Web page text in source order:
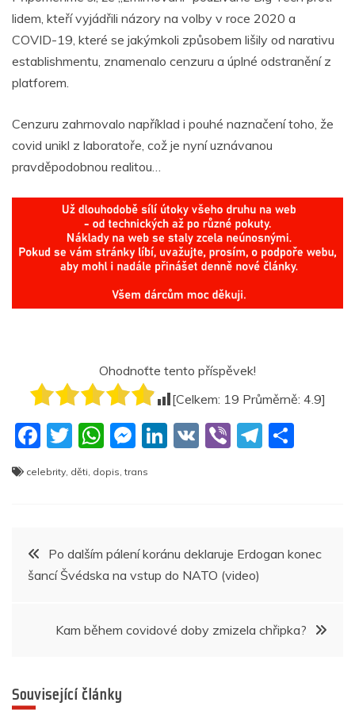
lidem, kteří vyjádřili názory na volby v roce 2020 a
COVID-19, které se jakýmkoli způsobem lišily od narativu
establishmentu, znamenalo cenzuru a úplné odstranění z
platforem.
Cenzuru zahrnovalo například i pouhé naznačení toho, že
covid unikl z laboratoře, což je nyní uznávanou
pravděpodobnou realitou…
Ohodnoťte tento příspěvek!
[Celkem: 19 Průměrně: 4.9]
F
a
c
o
o
T
w
itt
W
h
at
p
p
M
ss
g
er
Li
n
V
Vi T
m
celebrity děti dopis ,trans
Navigace
pro
příspěvek
Po dalším pálení koránu deklaruje Erdogan konec
šancí Švédska na vstup do NATO (video)
Kam během covidové doby zmizela chřipka?
Související články